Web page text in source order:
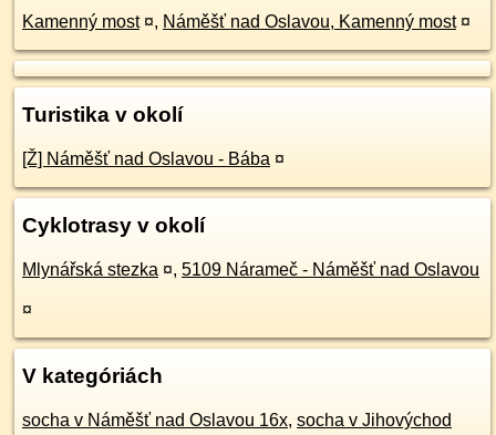
Kamenný most ¤, Náměšť nad Oslavou, Kamenný most ¤
Turistika v okolí
[Ž] Náměšť nad Oslavou - Bába ¤
Cyklotrasy v okolí
Mlynářská stezka ¤, 5109 Nárameč - Náměšť nad Oslavou
¤
V kategóriách
socha v Náměšť nad Oslavou 16x, socha v Jihovýchod